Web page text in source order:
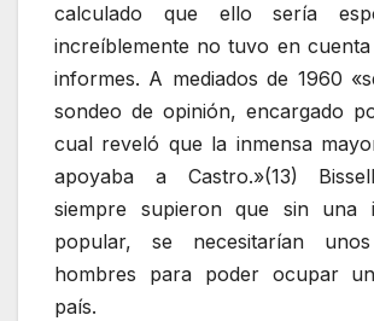
calculado que ello sería
increíblemente no tuvo en
informes. A mediados de 1960
sondeo de opinión, encargado
cual reveló que la inmensa
apoyaba a Castro.»(13)
siempre supieron que sin una
popular, se necesitarían
hombres para poder ocupar
país.